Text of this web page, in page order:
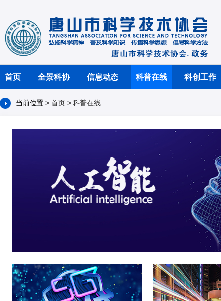
首页 全景科协 信息动态 科普在线 科创工作
当前位置 > 首页 > 科普在线